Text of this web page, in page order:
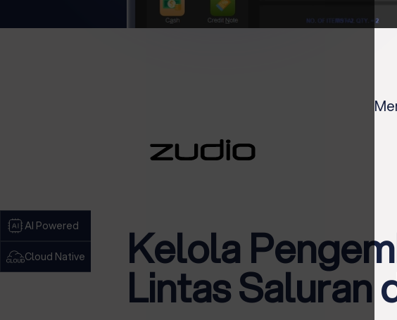
AI Powered
Cloud Native Kelola
Lintas Saluran